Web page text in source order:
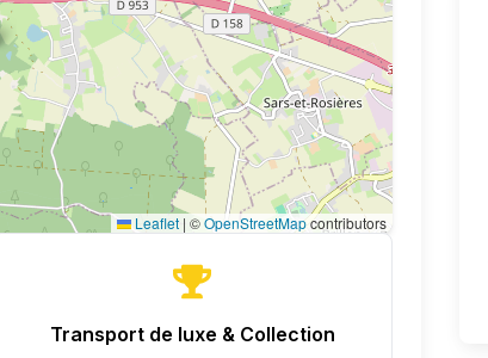
Leaflet | ©OpenStreetMapcontributors
Transport de luxe & Collection